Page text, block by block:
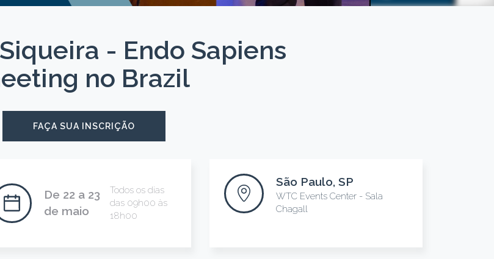
- Endo Sapiens
no Brazil
FAÇA SUA INSCRIÇÃO
De 22 a 23
de maio
Todos os dias
das 09h00 às
18h00
São Paulo, SP
WTC Events Center - Sala
Chagall